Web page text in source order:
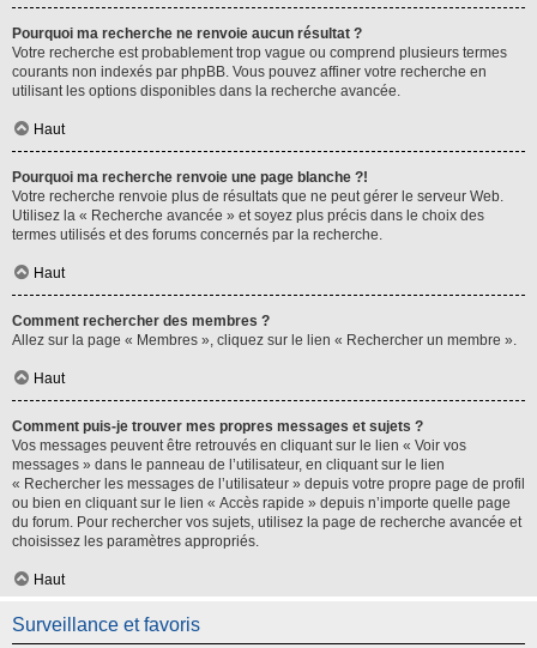
Pourquoi ma recherche ne renvoie aucun résultat ?
Votre recherche est probablement trop vague ou comprend plusieurs termes
courants non indexés par phpBB. Vous pouvez affiner votre recherche en
utilisant les options disponibles dans la recherche avancée.
Haut
Pourquoi ma recherche renvoie une page blanche ?!
Votre recherche renvoie plus de résultats que ne peut gérer le serveur Web.
Utilisez la « Recherche avancée » et soyez plus précis dans le choix des
termes utilisés et des forums concernés par la recherche.
Haut
Comment rechercher des membres ?
Allez sur la page « Membres », cliquez sur le lien « Rechercher un membre ».
Haut
Comment puis-je trouver mes propres messages et sujets ?
Vos messages peuvent être retrouvés en cliquant sur le lien « Voir vos
messages » dans le panneau de l’utilisateur, en cliquant sur le lien
« Rechercher les messages de l’utilisateur » depuis votre propre page de profil
ou bien en cliquant sur le lien « Accès rapide » depuis n’importe quelle page
du forum. Pour rechercher vos sujets, utilisez la page de recherche avancée et
choisissez les paramètres appropriés.
Haut
Surveillance et favoris